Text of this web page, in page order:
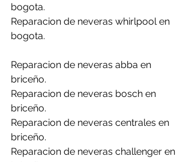
bogota.
Reparacion de neveras whirlpool en
bogota.
Reparacion de neveras abba en
briceño.
Reparacion de neveras bosch en
briceño.
Reparacion de neveras centrales en
briceño.
Reparacion de neveras challenger en